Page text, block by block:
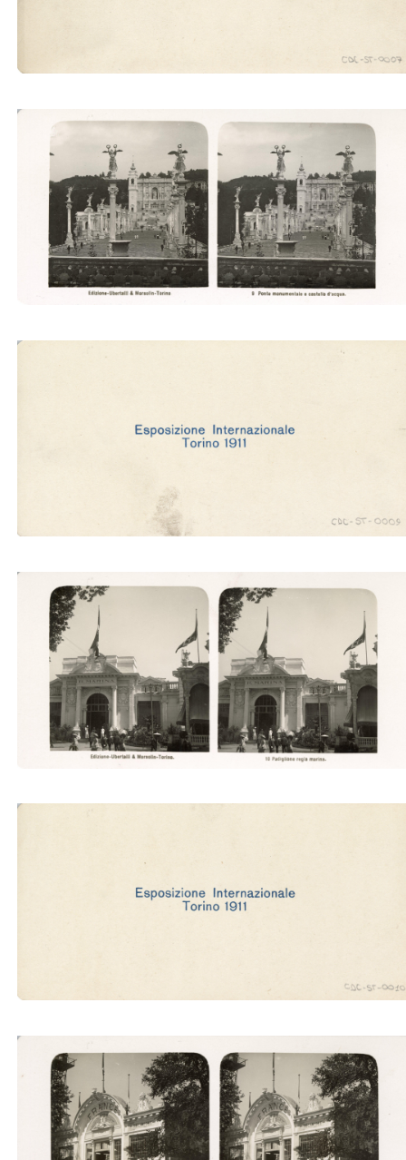
Ponte Monumentale e castello d'acqua
Padiglione della regia marina (Ubertalli)
Padiglione elettricità. Sezione francese (Ubertalli)